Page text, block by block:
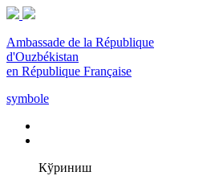
Ambassade de la République
d'Ouzbékistan
en République Française
symbole
Кўриниш